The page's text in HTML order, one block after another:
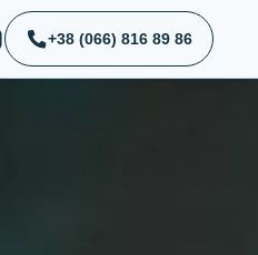
+38 (066) 816 89 86